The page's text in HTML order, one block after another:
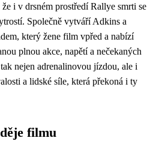
i v drsném prostředí Rallye smrti se
Společně vytváří Adkins a
který žene film vpřed a nabízí
plnou akce, napětí a nečekaných
nejen adrenalinovou jízdou, ale i
a lidské síle, která překoná i ty
filmu